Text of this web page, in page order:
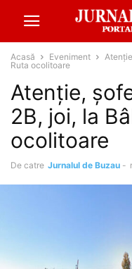
Acasă Eveniment
Ruta ocolitoare
Atenție,
2B, joi, la
ocolitoare
De catre Jurnalul de Buzau -